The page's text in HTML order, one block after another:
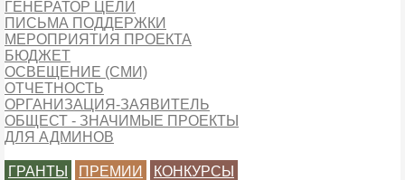
ГЕНЕРАТОР ЦЕЛИ
ПИСЬМА ПОДДЕРЖКИ
МЕРОПРИЯТИЯ ПРОЕКТА
БЮДЖЕТ
ОСВЕЩЕНИЕ (СМИ)
ОТЧЕТНОСТЬ
ОРГАНИЗАЦИЯ-ЗАЯВИТЕЛЬ
ОБЩЕСТ - ЗНАЧИМЫЕ ПРОЕКТЫ
ДЛЯ АДМИНОВ
ГРАНТЫ ПРЕМИИ
КОНКУРСЫ